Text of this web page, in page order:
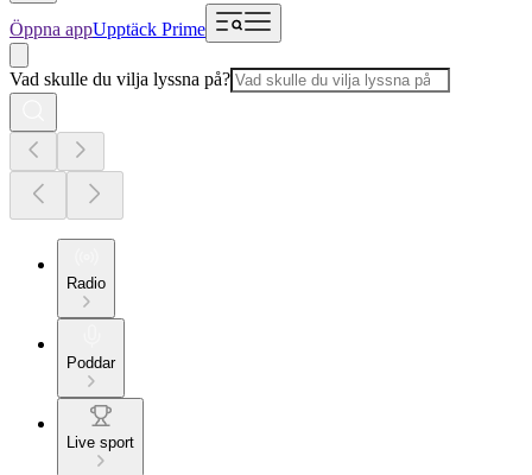
Öppna appUpptäck Prime
Vad skulle du vilja lyssna på?
Radio
Poddar
Live sport